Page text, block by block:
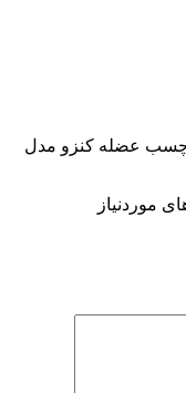
“چسب عضله کنزو مدل
موردنیاز